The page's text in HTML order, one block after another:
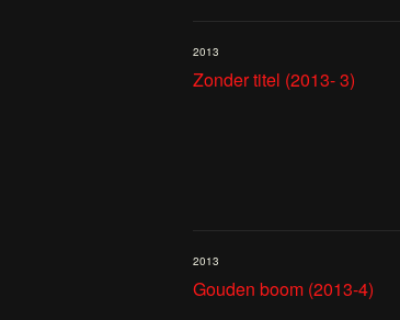
Zonder titel (2013- 3)
2013
Gouden boom (2013-4)
2013